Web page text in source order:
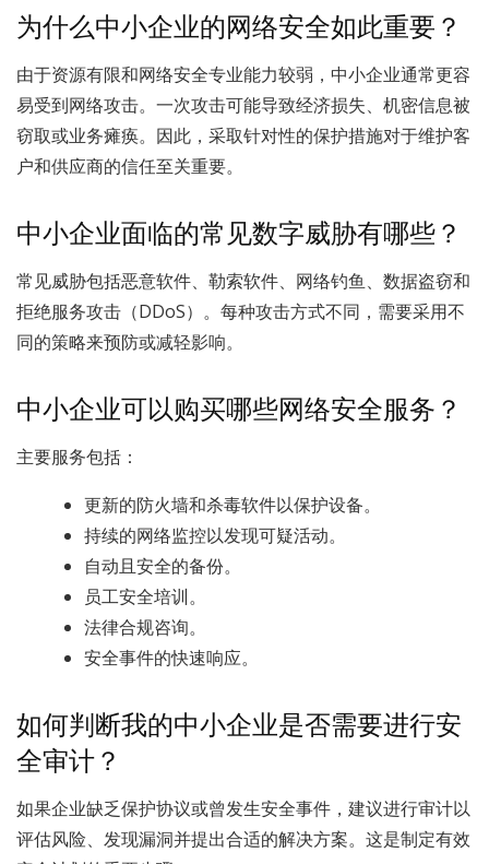
为什么中小企业的网络安全如此重要？
由于资源有限和网络安全专业能力较弱，中小企业通常更容
易受到网络攻击。一次攻击可能导致经济损失、机密信息被
窃取或业务瘫痪。因此，采取针对性的保护措施对于维护客
户和供应商的信任至关重要。
中小企业面临的常见数字威胁有哪些？
常见威胁包括恶意软件、勒索软件、网络钓鱼、数据盗窃和
拒绝服务攻击（DDoS）。每种攻击方式不同，需要采用不
同的策略来预防或减轻影响。
中小企业可以购买哪些网络安全服务？
主要服务包括：
更新的防火墙和杀毒软件以保护设备。
持续的网络监控以发现可疑活动。
自动且安全的备份。
员工安全培训。
法律合规咨询。
安全事件的快速响应。
如何判断我的中小企业是否需要进行安
全审计？
如果企业缺乏保护协议或曾发生安全事件，建议进行审计以
评估风险、发现漏洞并提出合适的解决方案。这是制定有效